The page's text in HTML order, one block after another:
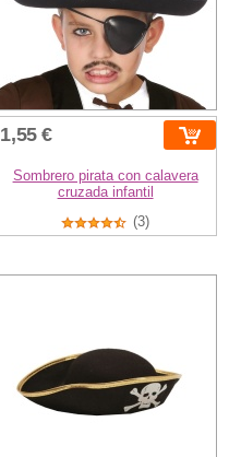
1,55 €
Sombrero pirata con calavera
cruzada infantil
(3)